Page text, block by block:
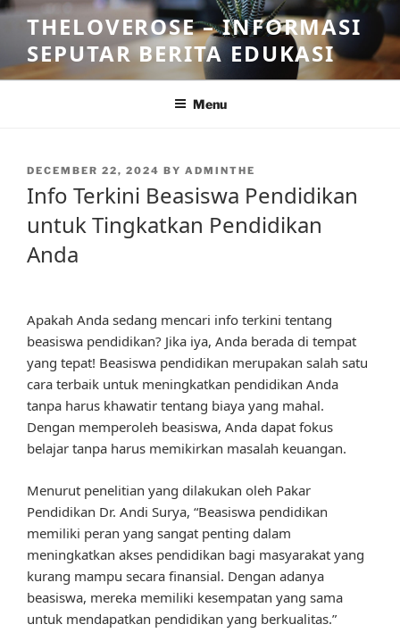
Skip
content
THELOVEROSE – INFORMASI
SEPUTAR BERITA EDUKASI
Menu
POSTED
DECEMBER 22, 2024 BY ADMINTHE
Info Terkini Beasiswa Pendidikan
untuk Tingkatkan Pendidikan
Anda
Apakah Anda sedang mencari info terkini tentang
beasiswa pendidikan? Jika iya, Anda berada di tempat
yang tepat! Beasiswa pendidikan merupakan salah satu
cara terbaik untuk meningkatkan pendidikan Anda
tanpa harus khawatir tentang biaya yang mahal.
Dengan memperoleh beasiswa, Anda dapat fokus
belajar tanpa harus memikirkan masalah keuangan.
Menurut penelitian yang dilakukan oleh Pakar
Pendidikan Dr. Andi Surya, “Beasiswa pendidikan
memiliki peran yang sangat penting dalam
meningkatkan akses pendidikan bagi masyarakat yang
kurang mampu secara finansial. Dengan adanya
beasiswa, mereka memiliki kesempatan yang sama
untuk mendapatkan pendidikan yang berkualitas.”